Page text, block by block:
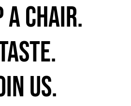
a chair.
us.